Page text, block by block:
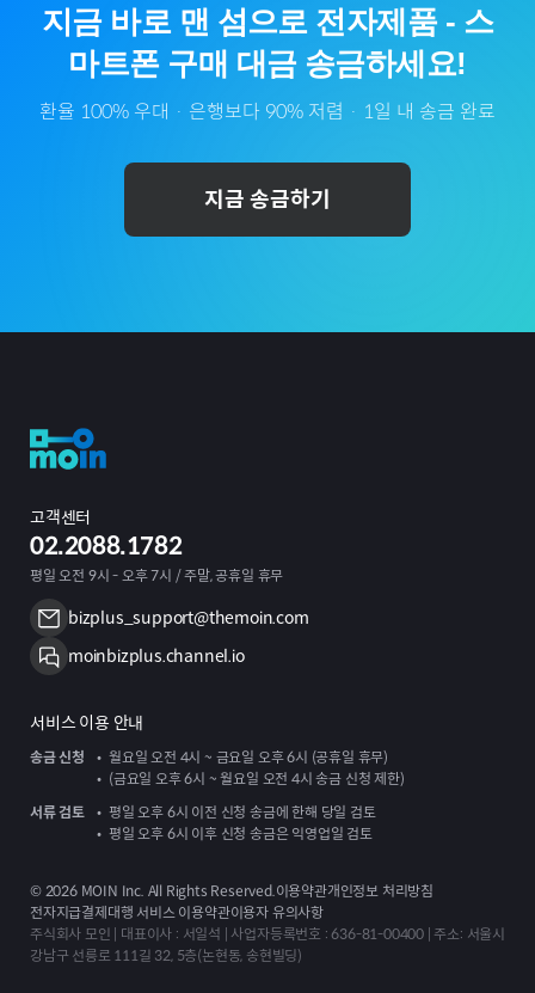
지금 바로 맨 섬으로 전자제품- 스
마트폰구매 대금 송금하세요!
환율 100% 우대 · 은행보다 90% 저렴 · 1일 내 송금 완료
지금 송금하기
고객센터
02.2088.1782
평일 오전 9시 - 오후 7시 / 주말, 공휴일 휴무
bizplus_support@themoin.com
moinbizplus.channel.io
서비스 이용 안내
송금 신청
월요일 오전 4시 ~ 금요일 오후 6시 (공휴일 휴무)
(금요일 오후 6시 ~ 월요일 오전 4시 송금 신청 제한)
서류 검토
평일 오후 6시 이전 신청 송금에 한해 당일 검토
평일 오후 6시 이후 신청 송금은 익영업일 검토
© 2026MOIN Inc. All Rights Reserved.이용약관개인정보 처리방침
전자지급결제대행 서비스 이용약관이용자 유의사항
주식회사 모인 | 대표이사 : 서일석 | 사업자등록번호 : 636-81-00400 | 주소: 서울시
강남구 선릉로 111길 32, 5층(논현동, 송현빌딩)